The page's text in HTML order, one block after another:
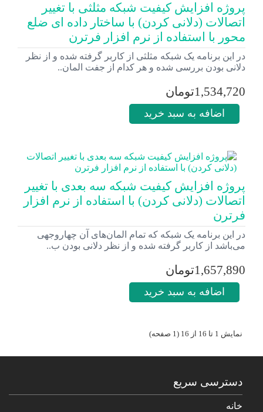
پروژه افزایش کیفیت شبکه مثلثی با تغییر
اتصالات (دلانی کردن) با ساختار داده ای ضلع
محور با استفاده از نرم افزار فرترن
در این برنامه یک شبکه مثلثی از کاربر گرفته شده و از نظر
دلانی بودن بررسی شده و هر کدام از جفت المان‌..
1,534,720تومان
اضافه به سبد خرید
پروژه افزایش کیفیت شبکه سه بعدی با تغییر
اتصالات (دلانی کردن) با استفاده از نرم افزار
فرترن
در این برنامه یک شبکه که تمام المان‌های آن چهاروجهی
می‌باشد از کاربر گرفته شده و از نظر دلانی بودن ب..
1,657,890تومان
اضافه به سبد خرید
نمایش 1 تا 16 از 16 (1 صفحه)
دسترسی سریع
خانه